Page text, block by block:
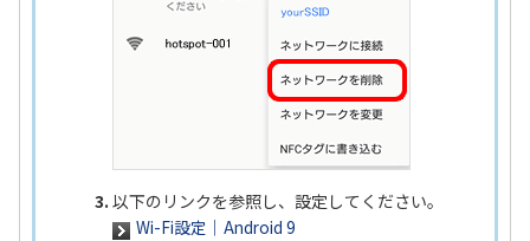
以下のリンクを参照し、設定してください。
Wi-Fi設定｜Android 9